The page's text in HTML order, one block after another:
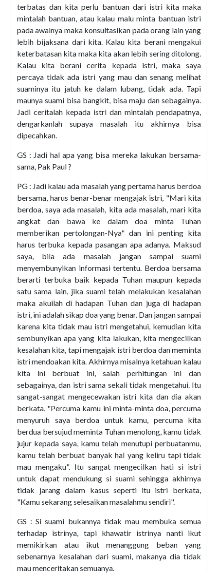
terbatas dan kita perlu bantuan dari istri kita maka
mintalah bantuan, atau kalau malu minta bantuan istri
pada awalnya maka konsultasikan pada orang lain yang
lebih bijaksana dari kita. Kalau kita berani mengakui
keterbatasan kita maka kita akan lebih sering ditolong.
Kalau kita berani cerita kepada istri, maka saya
percaya tidak ada istri yang mau dan senang melihat
suaminya itu jatuh ke dalam lubang, tidak ada. Tapi
maunya suami bisa bangkit, bisa maju dan sebagainya.
Jadi ceritalah kepada istri dan mintalah pendapatnya,
dengarkanlah supaya masalah itu akhirnya bisa
dipecahkan.
GS : Jadi hal apa yang bisa mereka lakukan bersama-
sama, Pak Paul ?
PG : Jadi kalau ada masalah yang pertama harus berdoa
bersama, harus benar-benar mengajak istri, "Mari kita
berdoa, saya ada masalah, kita ada masalah, mari kita
angkat dan bawa ke dalam doa minta Tuhan
memberikan pertolongan-Nya" dan ini penting kita
harus terbuka kepada pasangan apa adanya. Maksud
saya, bila ada masalah jangan sampai suami
menyembunyikan informasi tertentu. Berdoa bersama
berarti terbuka baik kepada Tuhan maupun kepada
satu sama lain, jika suami telah melakukan kesalahan
maka akuilah di hadapan Tuhan dan juga di hadapan
istri, ini adalah sikap doa yang benar. Dan jangan sampai
karena kita tidak mau istri mengetahui, kemudian kita
sembunyikan apa yang kita lakukan, kita mengecilkan
kesalahan kita, tapi mengajak istri berdoa dan meminta
istri mendoakan kita. Akhirnya misalnya ketahuan kalau
kita ini berbuat ini, salah perhitungan ini dan
sebagainya, dan istri sama sekali tidak mengetahui. Itu
sangat-sangat mengecewakan istri kita dan dia akan
berkata, "Percuma kamu ini minta-minta doa, percuma
menyuruh saya berdoa untuk kamu, percuma kita
berdua bersujud meminta Tuhan menolong, kamu tidak
jujur kepada saya, kamu telah menutupi perbuatanmu,
kamu telah berbuat banyak hal yang keliru tapi tidak
mau mengaku". Itu sangat mengecilkan hati si istri
untuk dapat mendukung si suami sehingga akhirnya
tidak jarang dalam kasus seperti itu istri berkata,
"Kamu sekarang selesaikan masalahmu sendiri".
GS : Si suami bukannya tidak mau membuka semua
terhadap istrinya, tapi khawatir istrinya nanti ikut
memikirkan atau ikut menanggung beban yang
sebenarnya kesalahan dari suami, makanya dia tidak
mau menceritakan semuanya.